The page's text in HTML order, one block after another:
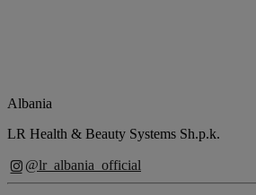
Albania
LR Health & Beauty Systems Sh.p.k.
@lr_albania_official